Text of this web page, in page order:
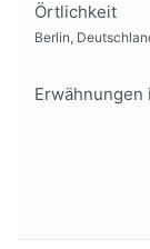
Örtlichkeit
Berlin,
Erwähnungen